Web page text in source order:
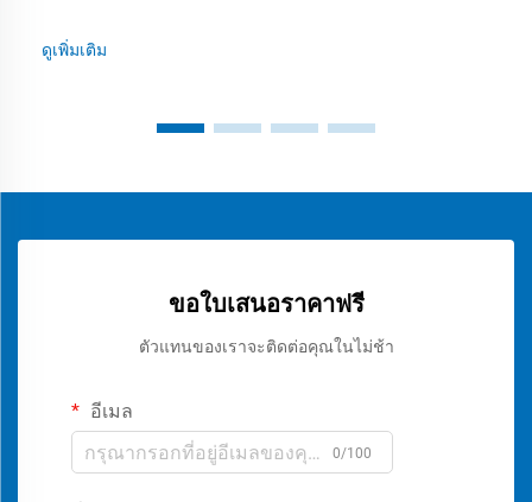
ดูเพิ่มเติม
ขอใบเสนอราคาฟรี
ตัวแทนของเราจะติดต่อคุณในไม่ช้า
อีเมล
0/100